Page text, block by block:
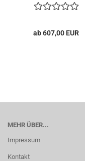
ab 607,00 EUR
MEHR ÜBER...
Impressum
Kontakt